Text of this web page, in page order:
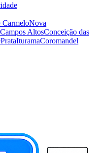
CarmeloNova
Campos AltosConceição das
PrataIturamaCoromandel